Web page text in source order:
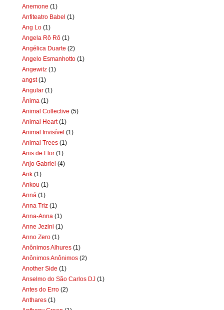
Anemone (1)
Anfiteatro Babel (1)
Ang Lo (1)
Angela Rô Rô (1)
Angélica Duarte (2)
Angelo Esmanhotto (1)
Angewitz (1)
angst (1)
Angular (1)
Ânima (1)
Animal Collective (5)
Animal Heart (1)
Animal Invisível (1)
Animal Trees (1)
Anis de Flor (1)
Anjo Gabriel (4)
Ank (1)
Ankou (1)
Anná (1)
Anna Triz (1)
Anna-Anna (1)
Anne Jezini (1)
Anno Zero (1)
Anônimos Alhures (1)
Anônimos Anônimos (2)
Another Side (1)
Anselmo do São Carlos DJ (1)
Antes do Erro (2)
Anthares (1)